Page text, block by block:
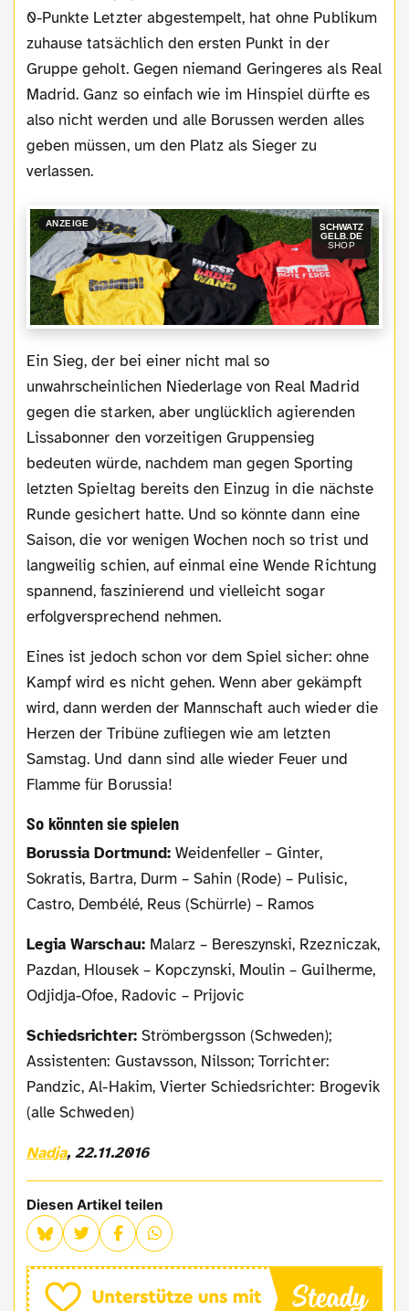
0-Punkte Letzter abgestempelt, hat ohne Publikum
zuhause tatsächlich den ersten Punkt in der
Gruppe geholt. Gegen niemand Geringeres als Real
Madrid. Ganz so einfach wie im Hinspiel dürfte es
also nicht werden und alle Borussen werden alles
geben müssen, um den Platz als Sieger zu
verlassen.
ANZEIGE
SCHWATZ
GELB.DE
SHOP
Ein Sieg, der bei einer nicht mal so
unwahrscheinlichen Niederlage von Real Madrid
gegen die starken, aber unglücklich agierenden
Lissabonner den vorzeitigen Gruppensieg
bedeuten würde, nachdem man gegen Sporting
letzten Spieltag bereits den Einzug in die nächste
Runde gesichert hatte. Und so könnte dann eine
Saison, die vor wenigen Wochen noch so trist und
langweilig schien, auf einmal eine Wende Richtung
spannend, faszinierend und vielleicht sogar
erfolgversprechend nehmen.
Eines ist jedoch schon vor dem Spiel sicher: ohne
Kampf wird es nicht gehen. Wenn aber gekämpft
wird, dann werden der Mannschaft auch wieder die
Herzen der Tribüne zufliegen wie am letzten
Samstag. Und dann sind alle wieder Feuer und
Flamme für Borussia!
So könnten sie spielen
Borussia Dortmund:Weidenfeller – Ginter,
Sokratis, Bartra, Durm – Sahin (Rode) – Pulisic,
Castro, Dembélé, Reus (Schürrle) – Ramos
Legia Warschau:Malarz – Bereszynski, Rzezniczak,
Pazdan, Hlousek – Kopczynski, Moulin – Guilherme,
Odjidja-Ofoe, Radovic – Prijovic
Schiedsrichter:Strömbergsson (Schweden);
Assistenten: Gustavsson, Nilsson; Torrichter:
Pandzic, Al-Hakim, Vierter Schiedsrichter: Brogevik
(alle Schweden)
Nadja, 22.11.2016
Diesen Artikel teilen